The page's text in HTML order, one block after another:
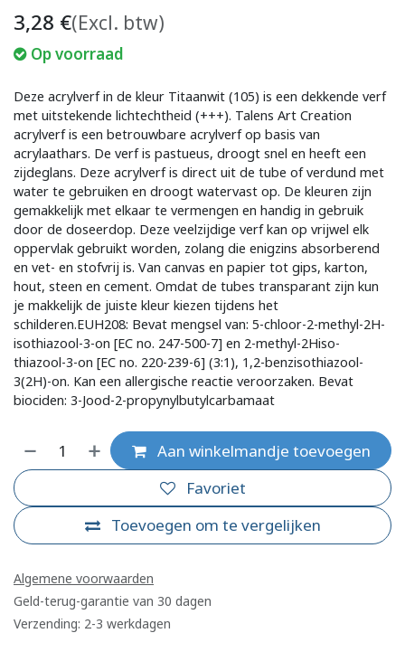
3,28 €(Excl. btw)
Op voorraad
Deze acrylverf in de kleur Titaanwit (105) is een dekkende verf
met uitstekende lichtechtheid (+++). Talens Art Creation
acrylverf is een betrouwbare acrylverf op basis van
acrylaathars. De verf is pastueus, droogt snel en heeft een
zijdeglans. Deze acrylverf is direct uit de tube of verdund met
water te gebruiken en droogt watervast op. De kleuren zijn
gemakkelijk met elkaar te vermengen en handig in gebruik
door de doseerdop. Deze veelzijdige verf kan op vrijwel elk
oppervlak gebruikt worden, zolang die enigzins absorberend
en vet- en stofvrij is. Van canvas en papier tot gips, karton,
hout, steen en cement. Omdat de tubes transparant zijn kun
je makkelijk de juiste kleur kiezen tijdens het
schilderen.EUH208: Bevat mengsel van: 5-chloor-2-methyl-2H-
isothiazool-3-on [EC no. 247-500-7] en 2-methyl-2Hiso-
thiazool-3-on [EC no. 220-239-6] (3:1), 1,2-benzisothiazool-
3(2H)-on. Kan een allergische reactie veroorzaken. Bevat
biociden: 3-Jood-2-propynylbutylcarbamaat
Aan winkelmandje toevoegen
Toevoegen om te vergelijken
Favoriet
Algemene voorwaarden
Geld-terug-garantie van 30 dagen
Verzending: 2-3 werkdagen